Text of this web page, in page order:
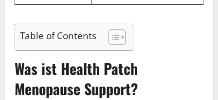
Table of Contents
Was ist Health Patch
Menopause Support?